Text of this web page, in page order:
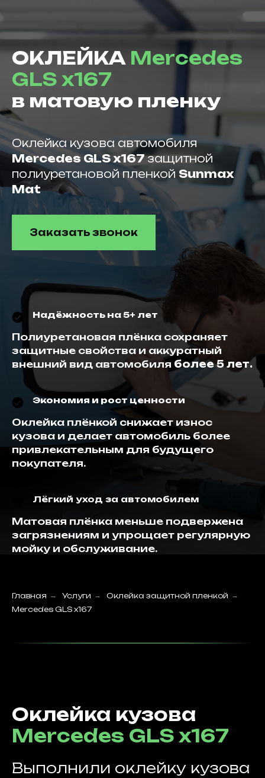
ОКЛЕЙКА Mercedes
GLS x167
в матовую пленку
Оклейка кузова автомобиля
Mercedes GLS x167защитной
полиуретановой пленкой Sunmax
Mat
Заказать звонок
Надёжность на 5+ лет
Полиуретановая плёнка сохраняет
защитные свойства и аккуратный
внешний вид автомобиля более 5 лет.
Экономия и рост ценности
Оклейка плёнкой снижает износ
кузова и делает автомобиль более
привлекательным для будущего
покупателя.
Лёгкий уход за автомобилем
Матовая плёнка меньше подвержена
загрязнениям и упрощает регулярную
мойку и обслуживание.
Главная → Услуги → Оклейка защитной пленкой →
Mercedes GLS x167
Оклейка кузова
Mercedes GLS x167
Выполнили оклейку кузова